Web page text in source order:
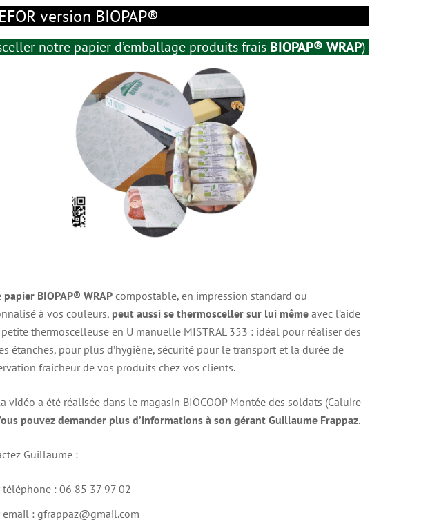
version BIOPAP®
notre papier d’emballage produits frais BIOPAP® WRAP)
papier BIOPAP® WRAP compostable, en impression standard ou
à vos couleurs, peut aussi se thermosceller sur lui même avec l’aide
thermoscelleuse en U manuelle MISTRAL 353 : idéal pour réaliser des
étanches, pour plus d’hygiène, sécurité pour le transport et la durée de
fraîcheur de vos produits chez vos clients.
vidéo a été réalisée dans le magasin BIOCOOP Montée des soldats (Caluire-
pouvez demander plus d’informations à son gérant Guillaume Frappaz.
Guillaume :
téléphone : 06 85 37 97 02
email : gfrappaz@gmail.com